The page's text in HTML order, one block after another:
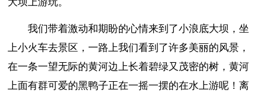
我们带着激动和期盼的心情来到了小浪底大坝，坐
上小火车去景区，一路上我们看到了许多美丽的风景，
在一条一望无际的黄河边上长着碧绿又茂密的树，黄河
上面有群可爱的黑鸭子正在一摇一摆的在水上游呢！离